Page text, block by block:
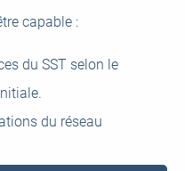
capable :
du SST selon le
du réseau